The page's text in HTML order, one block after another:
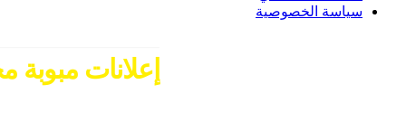
سياسة الخصوصية
إعلانات مبوبة